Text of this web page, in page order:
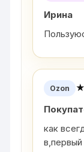
Ирина
Ozon
как